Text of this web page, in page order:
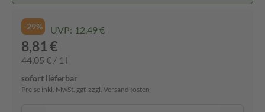
-29% UVP: 12,49 €
8,81 €
44,05 € / 1 l
sofort lieferbar
Preise inkl. MwSt. ggf. zzgl. Versandkosten